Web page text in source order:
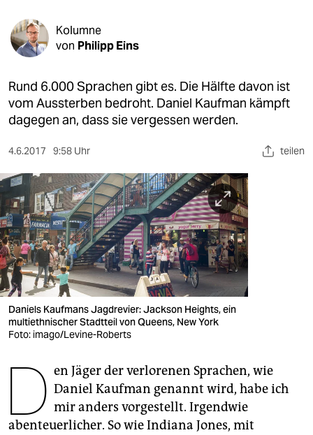
kultur
berlin
verlag
verlag
veranstaltungen
shop
fragen & hilfe
unterstützen
abo
genossenschaft
epaper login
Kolumne
von Philipp Eins
Rund 6.000 Sprachen gibt es. Die Hälfte davon ist
vom Aussterben bedroht. Daniel Kaufman kämpft
dagegen an, dass sie vergessen werden.
4.6.2017 9:58 Uhr teilen
Daniels Kaufmans Jagdrevier: Jackson Heights, ein
multiethnischer Stadtteil von Queens, New York
Foto: imago/Levine-Roberts
D en Jäger der verlorenen Sprachen, wie
Daniel Kaufman genannt wird, habe ich
mir anders vorgestellt. Irgendwie
abenteuerlicher. So wie Indiana Jones, mit